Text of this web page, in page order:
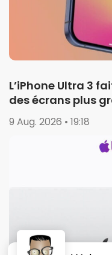
L’iPhone Ultra 3
des écrans plus
9 Aug. 2026 • 19:18